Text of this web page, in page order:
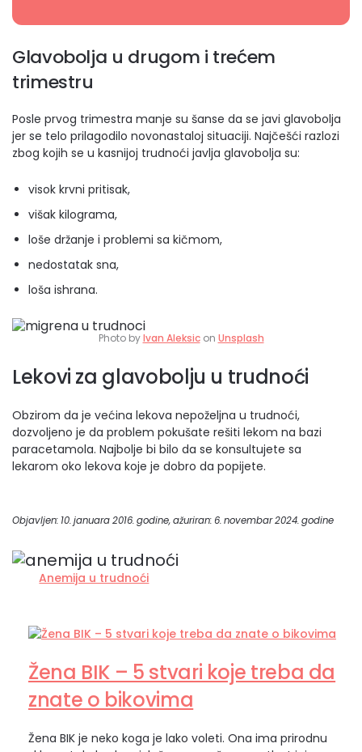
Glavobolja u drugom i trećem
trimestru
Posle prvog trimestra manje su šanse da se javi glavobolja
jer se telo prilagodilo novonastaloj situaciji. Najčešći razlozi
zbog kojih se u kasnijoj trudnoći javlja glavobolja su:
visok krvni pritisak,
višak kilograma,
loše držanje i problemi sa kičmom,
nedostatak sna,
loša ishrana.
Photo byIvan Aleksicon Unsplash
Lekovi za glavobolju u trudnoći
Obzirom da je većina lekova nepoželjna u trudnoći,
dozvoljeno je da problem pokušate rešiti lekom na bazi
paracetamola. Najbolje bi bilo da se konsultujete sa
lekarom oko lekova koje je dobro da popijete.
Objavljen: 10. januara 2016. godine, ažuriran: 6. novembar 2024. godine
Anemija u trudnoći
Žena BIK – 5 stvari koje treba da
znate o bikovima
Žena BIK je neko koga je lako voleti. Ona ima prirodnu